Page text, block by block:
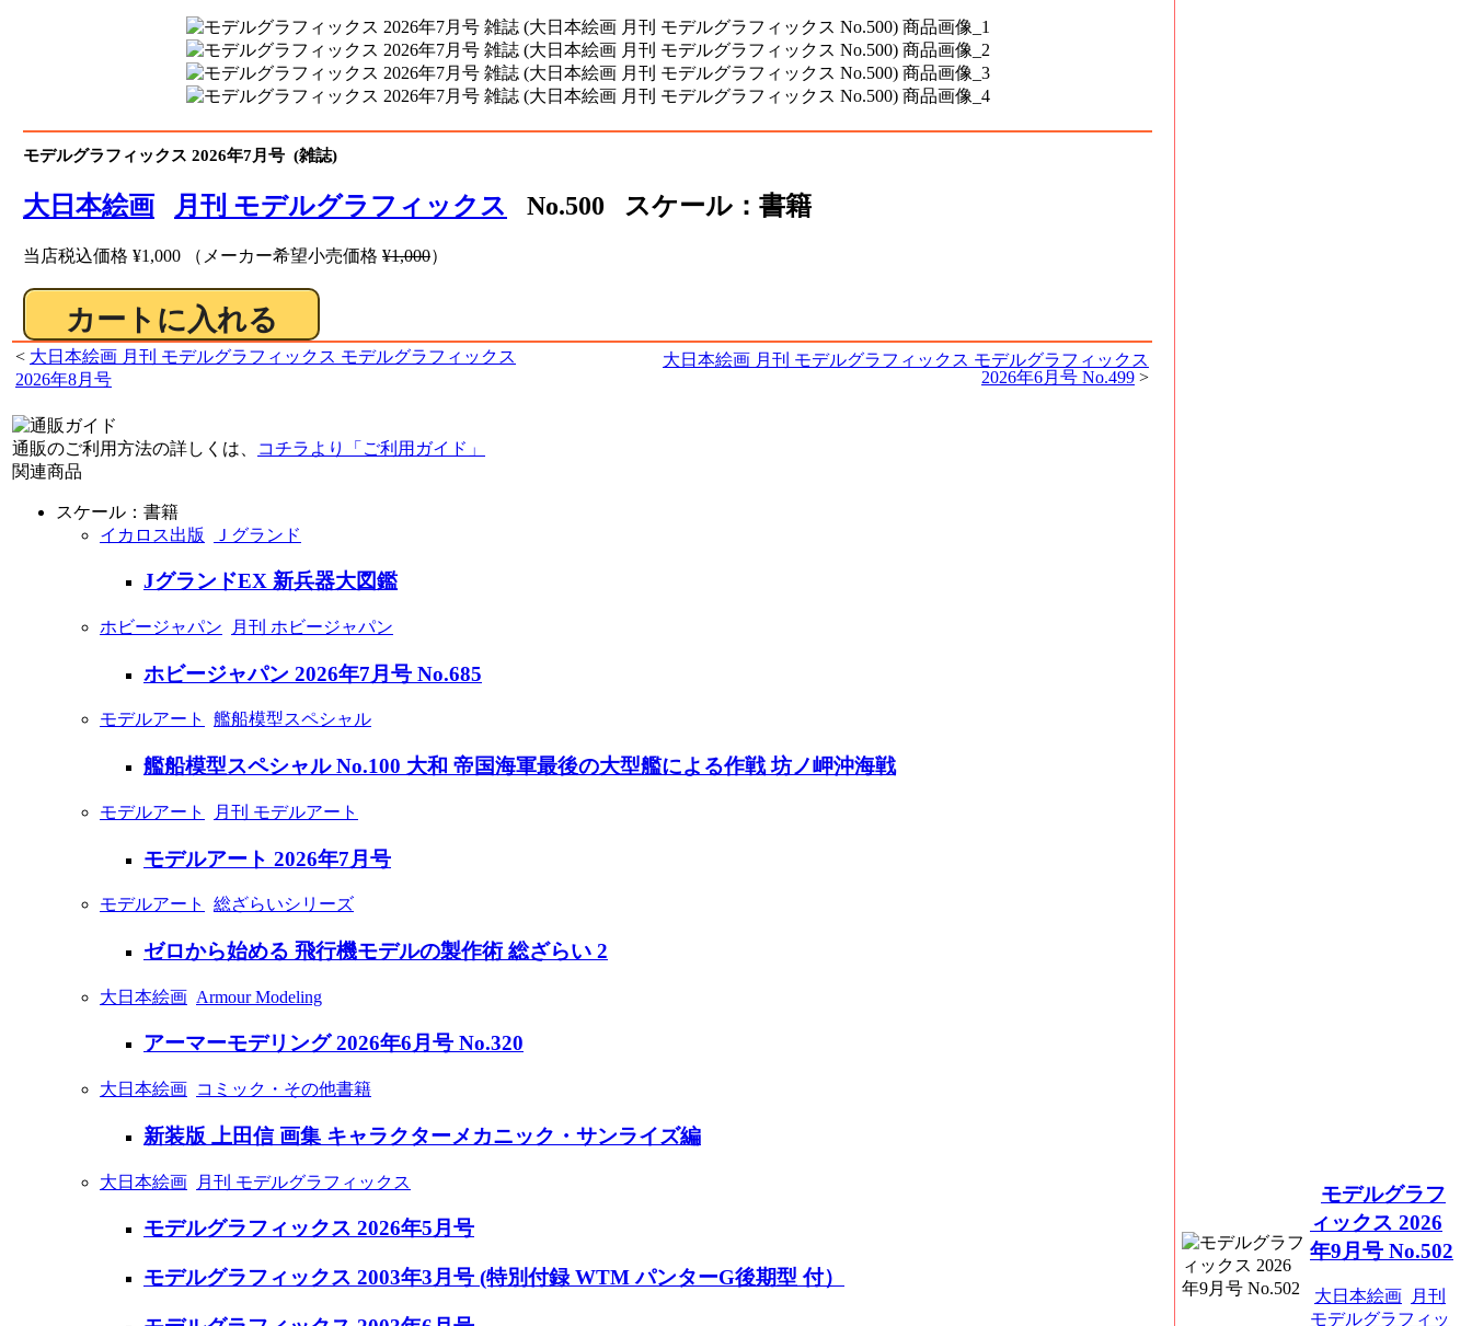
モデルグラフィックス 2026年7月号 (雑誌)
大日本絵画 月刊 モデルグラフィックス No.500 スケール：書籍
当店税込価格 ¥1,000 （メーカー希望小売価格 ¥1,000）
< 大日本絵画 月刊 モデルグラフィックス モデルグラフィックス
2026年8月号
大日本絵画 月刊 モデルグラフィックス モデルグラフィックス
2026年6月号 No.499 >
通販のご利用方法の詳しくは、
コチラより「ご利用ガイド」
関連商品
スケール：書籍
イカロス出版
Ｊグランド
JグランドEX 新兵器大図鑑
ホビージャパン 月刊 ホビージャパン
ホビージャパン 2026年7月号 No.685
モデルアート 艦船模型スペシャル
艦船模型スペシャル No.100 大和 帝国海軍最後の大型艦による作戦 坊ノ岬沖海戦
モデルアート 月刊 モデルアート
モデルアート 2026年7月号
モデルアート 総ざらいシリーズ
ゼロから始める 飛行機モデルの製作術 総ざらい 2
大日本絵画 Armour Modeling
アーマーモデリング 2026年6月号 No.320
大日本絵画 コミック・その他書籍
新装版 上田信 画集 キャラクターメカニック・サンライズ編
大日本絵画 月刊 モデルグラフィックス
モデルグラフィックス 2026年5月号
モデルグラフィックス 2003年3月号 (特別付録 WTM パンターG後期型 付）
モデルグラフ
ィックス 2026
年9月号 No.502
大日本絵画
月刊
モデルグラフィッ